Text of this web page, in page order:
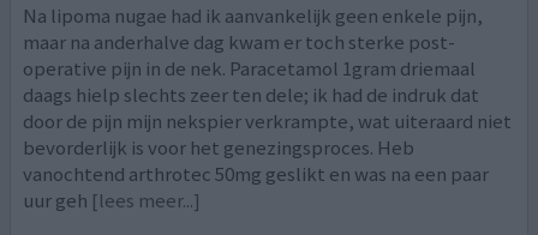
Na lipoma nugae had ik aanvankelijk geen enkele pijn,
maar na anderhalve dag kwam er toch sterke post-
operative pijn in de nek. Paracetamol 1gram driemaal
daags hielp slechts zeer ten dele; ik had de indruk dat
door de pijn mijn nekspier verkrampte, wat uiteraard niet
bevorderlijk is voor het genezingsproces. Heb
vanochtend arthrotec 50mg geslikt en was na een paar
uur geh [lees meer...]